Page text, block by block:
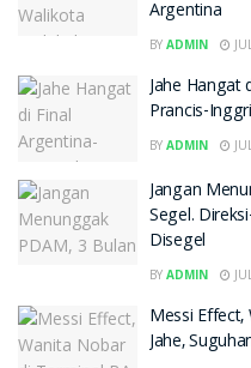
Argentina
BY ADMIN
Jahe Hangat
Prancis-
BY ADMIN
Jangan
Segel.
Disegel
BY ADMIN
Messi
Jahe,